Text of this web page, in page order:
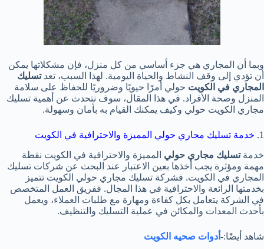
وبما أن المجاري هي جزء أساسي من كل منزل، فإن مشكلاتها يمكن
أن تؤدي إلى وقف النشاط والحياة اليومية. لهذا السبب، تعدتسليك
المجاري في الكويت حولي أمرًا حيويًا وضروريًا للحفاظ على سلامة
المنزل وصحة الأفراد. في هذا المقال، سوف نتحدث عن أهمية تسليك
مجاري الكويت حولي وكيف يمكنك القيام به بأمان وسهولة.
1. خدمة تسليك مجاري حولي المميزة والاحترافية في الكويت
خدمةتسليك مجاري حولي المميزة والاحترافية في الكويت نقطة
مهمة ومؤثرة يجب أخذها بعين الاعتبار عند البحث عن شركات تسليك
المجاري في الكويت. فشركة تسليك مجاري حولي الكويت تتميز
بخدمتها الرائعة والاحترافية في هذا المجال. ففريق العمل المتخصص
في الشركة يتعامل بكل كفاءة ومهارة مع طلبات العملاء، ويعمل
بأحدث المعدات والمكائن في عملية التسليك والتنظيف.
شاهد أيضًا:- أدوات صحيه الكويت